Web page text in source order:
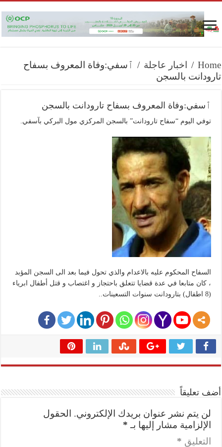
Home
/ اخبار عاجلة / ٱسفي:وفاة المعروف بسفاح
تارودانت بالسجن
ٱسفي:وفاة المعروف بسفاح تارودانت بالسجن
توفي اليوم “سفاح تارودانت” بالسجن المركزي مول البركي بآسفي.
السفاح المحكوم عليه بالاعدام والذي تحول فيما بعد الى السجن المؤبد
، كان متابعا في عدة قضايا تتعلق باحتجاز و اغتصاب و قتل أطفال ابرياء
(8 اطفال) بتارودانت سنوات التسعينات..
أضف تعليقاً
لن يتم نشر عنوان بريدك الإلكتروني.
الحقول
الإلزامية مشار إليها بـ *
التعليق *